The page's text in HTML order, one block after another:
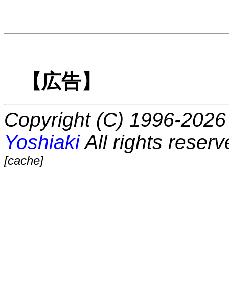
【広告】
Copyright (C) 1996-
YoshiakiAll rights
[cache]